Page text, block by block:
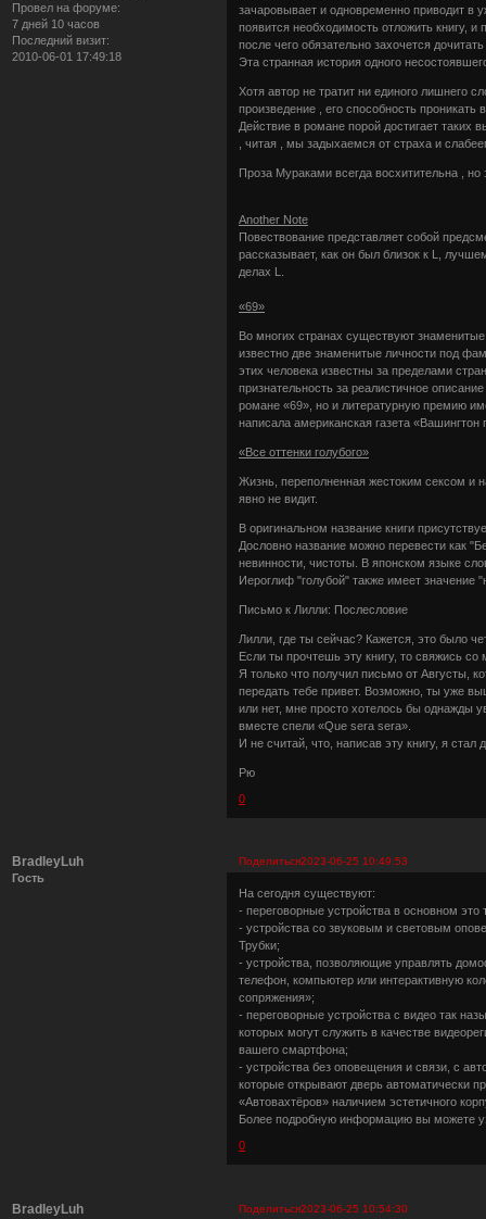
Провел на форуме:
7 дней 10 часов
Последний визит:
2010-06-01 17:49:18
зачаровывает и одновременно приводит в
появится необходимость отложить книгу,
после чего обязательно захочется
Эта странная история одного
Хотя автор не тратит ни единого лишнего
произведение , его способность проникать
Действие в романе порой достигает таких
, читая , мы задыхаемся от страха и
Проза Мураками всегда восхитительна ,
Another Note
Повествование представляет собой
рассказывает, как он был близок к L,
делах L.
«69»
Во многих странах существуют
известно две знаменитые личности под
этих человека известны за пределами
признательность за реалистичное
романе «69», но и литературную премию
написала американская газета
«Все оттенки голубого»
Жизнь, переполненная жестоким сексом и
явно не видит.
В оригинальном название книги
Дословно название можно перевести как
невинности, чистоты. В японском языке
Иероглиф "голубой" также имеет значение
Письмо к Лилли: Послесловие
Лилли, где ты сейчас? Кажется, это было
Если ты прочтешь эту книгу, то свяжись со
Я только что получил письмо от Августы,
передать тебе привет. Возможно, ты уже
или нет, мне просто хотелось бы однажды
вместе спели «Que sera sera».
И не считай, что, написав эту книгу, я стал
Рю
0
Поделиться2023-06-25 10:49:53
BradleyLuh
Гость
На сегодня существуют:
- переговорные устройства в основном
- устройства со звуковым и световым
Трубки;
- устройства, позволяющие управлять
телефон, компьютер или интерактивную
сопряжения»;
- переговорные устройства с видео так
которых могут служить в качестве
вашего смартфона;
- устройства без оповещения и связи, с
которые открывают дверь автоматически
«Автовахтёров» наличием эстетичного
Более подробную информацию вы можете
0
Поделиться2023-06-25 10:54:30
BradleyLuh